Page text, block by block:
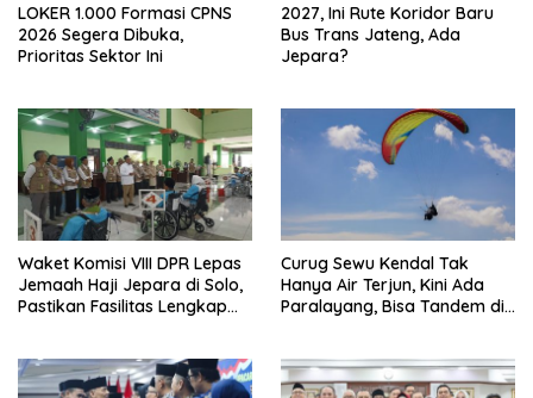
LOKER 1.000 Formasi CPNS
2026 Segera Dibuka,
Prioritas Sektor Ini
2027, Ini Rute Koridor Baru
Bus Trans Jateng, Ada
Jepara?
Waket Komisi VIII DPR Lepas
Jemaah Haji Jepara di Solo,
Pastikan Fasilitas Lengkap
Curug Sewu Kendal Tak
Hanya Air Terjun, Kini Ada
Paralayang, Bisa Tandem di